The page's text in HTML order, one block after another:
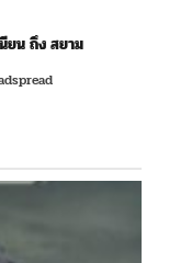
ยน ถึง สยาม